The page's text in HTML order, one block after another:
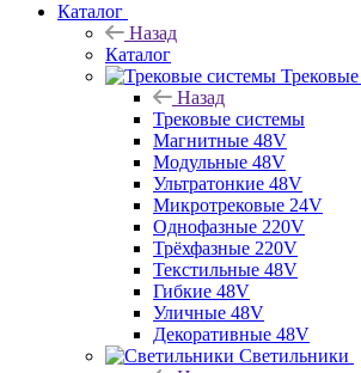
Каталог
Назад
Каталог
Назад
Трековые системы
Магнитные 48V
Модульные 48V
Ультратонкие 48V
Микротрековые 24V
Однофазные 220V
Трёхфазные 220V
Текстильные 48V
Гибкие 48V
Уличные 48V
Декоративные 48V
Светильники